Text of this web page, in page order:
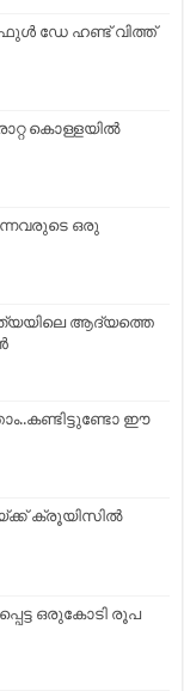
ഫുൾ ഡേ ഹണ്ട് വിത്ത്
കൊള്ളയിൽ
ഒരു
ആദ്യത്തെ
ഈ
ക്രൂയിസില്‍
ഒരുകോടി രൂപ